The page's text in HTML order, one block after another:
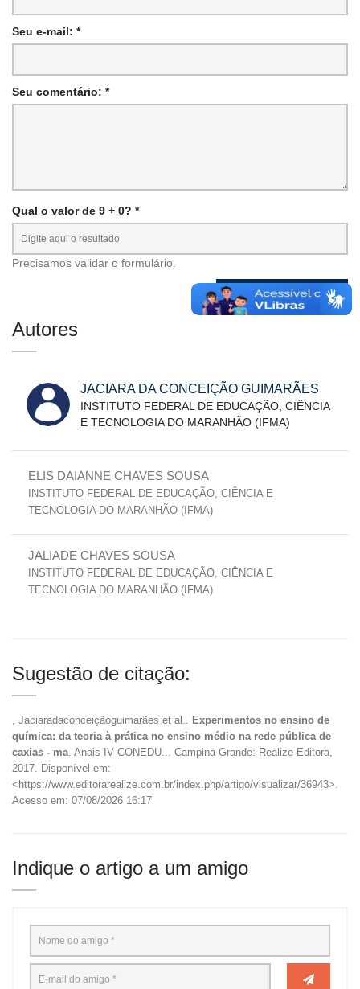
Seu e-mail: *
Seu comentário: *
Qual o valor de 9 + 0? *
Precisamos validar o formulário.
Autores
JACIARA DA CONCEIÇÃO GUIMARÃES
INSTITUTO FEDERAL DE EDUCAÇÃO, CIÊNCIA
E TECNOLOGIA DO MARANHÃO (IFMA)
ELIS DAIANNE CHAVES SOUSA
INSTITUTO FEDERAL DE EDUCAÇÃO, CIÊNCIA E
TECNOLOGIA DO MARANHÃO (IFMA)
JALIADE CHAVES SOUSA
INSTITUTO FEDERAL DE EDUCAÇÃO, CIÊNCIA E
TECNOLOGIA DO MARANHÃO (IFMA)
Sugestão de citação:
, Jaciaradaconceiçãoguimarães et al..
Experimentos no ensino de
química: da teoria à prática no ensino médio na rede pública de
caxias - ma . Anais IV CONEDU... Campina Grande: Realize Editora,
2017. Disponível em:
<https://www.editorarealize.com.br/index.php/artigo/visualizar/36943>.
Acesso em: 07/08/2026 16:17
Indique o artigo a um amigo